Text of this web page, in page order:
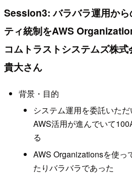
Session3: バラバラ運用から
ティ統制をAWS
コムトラストシステムズ株
貴大さん
背景・目的
システム運用を委託いた
AWS活用が進んでいて
る
AWS Organizationsを使っ
たりバラバラであった